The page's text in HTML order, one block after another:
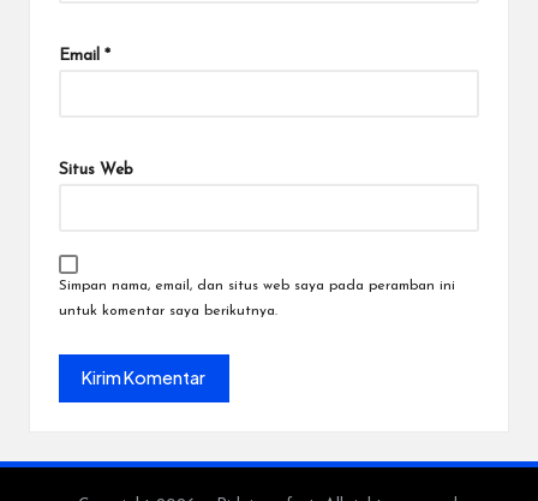
Email *
Situs Web
Simpan nama, email, dan situs web saya pada peramban ini
untuk komentar saya berikutnya.